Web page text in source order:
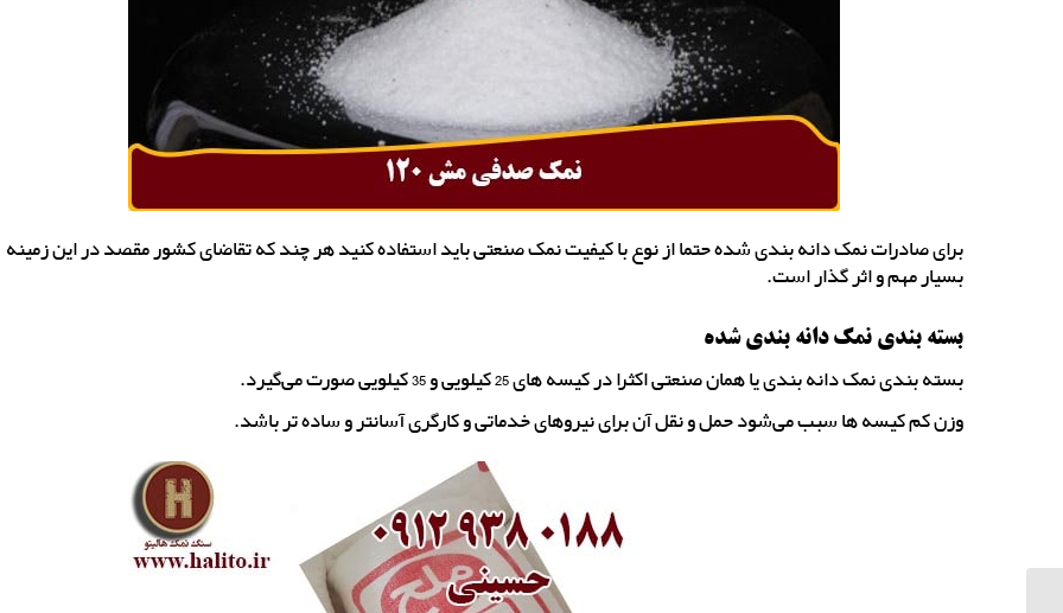
برای صادرات نمک دانه بندی شده حتما از نوع با کیفیت نمک صنعتی باید استفاده کنید هر چند که تقاضای کشور مقصد در این زمینه
بسیار مهم و اثر گذار است.
بسته بندی نمک دانه بندی شده
بسته بندی نمک دانه بندی یا همان صنعتی اکثرا در کیسه های 25 کیلویی و 35 کیلویی صورت می‌گیرد.
وزن کم کیسه ها سبب می‌شود حمل و نقل آن برای نیروهای خدماتی و کارگری آسانتر و ساده تر باشد.